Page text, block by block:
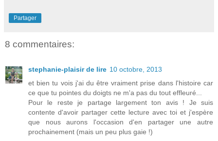
Partager
8 commentaires:
stephanie-plaisir de lire 10 octobre, 2013
et bien tu vois j'ai du être vraiment prise dans l'histoire car
ce que tu pointes du doigts ne m'a pas du tout effleuré...
Pour le reste je partage largement ton avis ! Je suis
contente d'avoir partager cette lecture avec toi et j'espère
que nous aurons l'occasion d'en partager une autre
prochainement (mais un peu plus gaie !)